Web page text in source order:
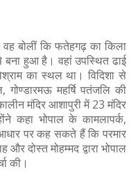
बोलीं कि फतेहगढ़ का किला
बना हुआ है। वहां उपस्थित ढाई
का स्थल था। विदिशा से
महर्षि पतंजलि की
मंदिर आशापुरी में 23 मंदिर
कहा भोपाल के कामलापर्क,
पर कह सकते हैं कि परमार
और दोस्त मोहम्मद द्वारा भोपाल
की।